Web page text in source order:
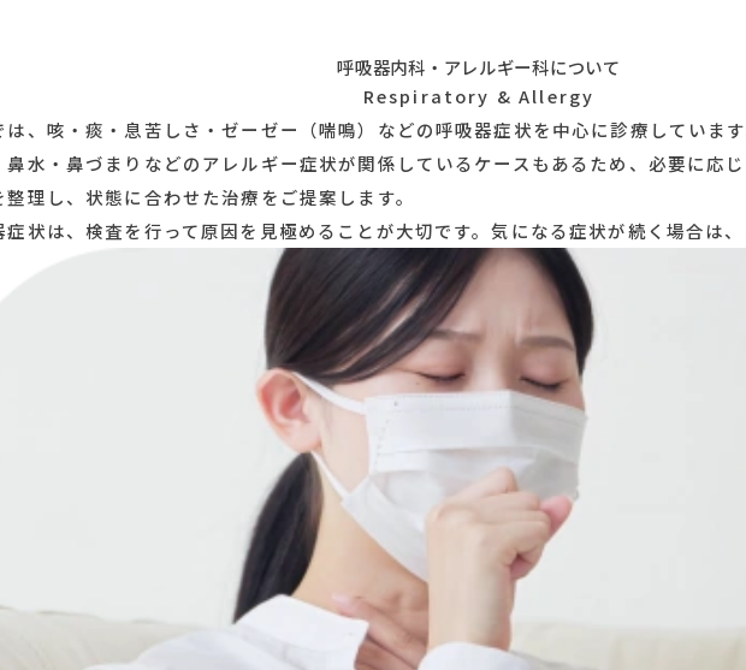
呼吸器内科・アレルギ
Respiratory &
当院では、咳・痰・息苦しさ・ゼーゼー（喘鳴）などの呼吸器症
また、鼻水・鼻づまりなどのアレルギー症状が関係しているケ
原因を整理し、状態に合わせた治療をご提案します。
呼吸器症状は、検査を行って原因を見極めることが大切です。